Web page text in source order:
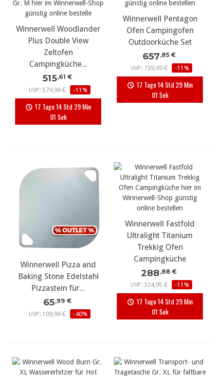
Winnerwell Woodlander
Plus Double View
Zeltofen
Campingküche...
515,61 €
UVP: 579,99 €
-11%
17 Tage 14 Std 29 Min
00 Sek
Winnerwell Pentagon
Ofen Campingofen
Outdoorküche Set
657,85 €
UVP: 739,99 €
-11%
17 Tage 14 Std 29 Min
00 Sek
Winnerwell Pizza and
Baking Stone Edelstahl
Pizzastein für...
65,99 €
UVP: 109,99 €
-40%
Winnerwell Fastfold
Ultralight Titanium
Trekkig Ofen
Campingküche
288 ,88 €
UVP: 324,95 €
-11%
17 Tage 14 Std 29 Min
00 Sek